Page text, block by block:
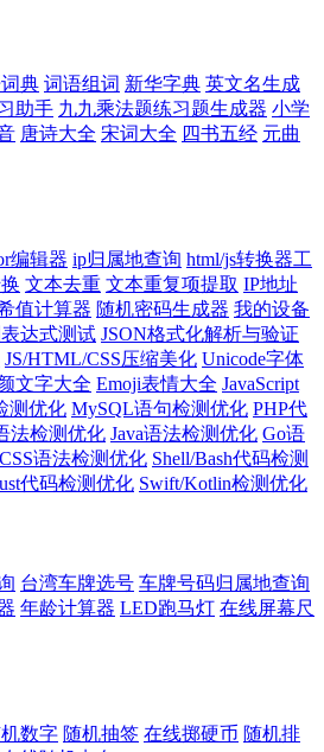
典 词语组词 新华字典 英文名生成
助手 九九乘法题练习题生成器 小学
唐诗大全 宋词大全 四书五经 元曲
编辑器 ip归属地查询 html/js转换器工
文本去重 文本重复项提取 IP地址
值计算器 随机密码生成器 我的设备
达式测试 JSON格式化解析与验证
JS/HTML/CSS压缩美化 Unicode字体
文字大全 Emoji表情大全 JavaScript
测优化 MySQL语句检测优化 PHP代
法检测优化 Java语法检测优化 Go语
语法检测优化 Shell/Bash代码检测
代码检测优化 Swift/Kotlin检测优化
台湾车牌选号 车牌号码归属地查询
年龄计算器 LED跑马灯 在线屏幕尺
数字 随机抽签 在线掷硬币 随机排